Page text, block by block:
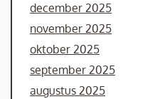
december 2025
november 2025
oktober 2025
september 2025
augustus 2025